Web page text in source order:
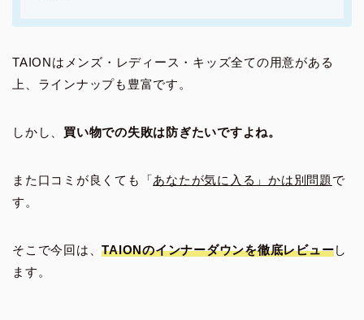
TAIONはメンズ・レディース・キッズ全ての用意がある
上、ラインナップも豊富です。
しかし、 買い物での失敗は防ぎたいですよね。
また口コミが良くても「あなたが気に入る」かは別問題 で
す。
そこで今回は、TAIONのインナーダウンを徹底レビューし
ます。